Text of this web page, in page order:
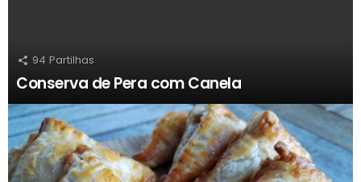
94 Partilhas
Conserva de Pera com Canela